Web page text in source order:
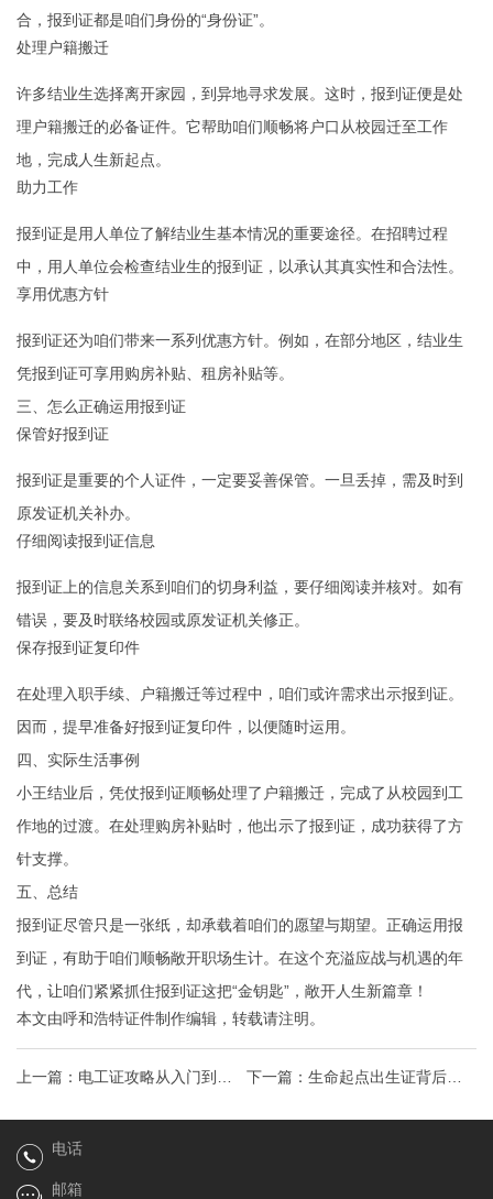
合，报到证都是咱们身份的“身份证”。
处理户籍搬迁
许多结业生选择离开家园，到异地寻求发展。这时，报到证便是处
理户籍搬迁的必备证件。它帮助咱们顺畅将户口从校园迁至工作
地，完成人生新起点。
助力工作
报到证是用人单位了解结业生基本情况的重要途径。在招聘过程
中，用人单位会检查结业生的报到证，以承认其真实性和合法性。
享用优惠方针
报到证还为咱们带来一系列优惠方针。例如，在部分地区，结业生
凭报到证可享用购房补贴、租房补贴等。
三、怎么正确运用报到证
保管好报到证
报到证是重要的个人证件，一定要妥善保管。一旦丢掉，需及时到
原发证机关补办。
仔细阅读报到证信息
报到证上的信息关系到咱们的切身利益，要仔细阅读并核对。如有
错误，要及时联络校园或原发证机关修正。
保存报到证复印件
在处理入职手续、户籍搬迁等过程中，咱们或许需求出示报到证。
因而，提早准备好报到证复印件，以便随时运用。
四、实际生活事例
小王结业后，凭仗报到证顺畅处理了户籍搬迁，完成了从校园到工
作地的过渡。在处理购房补贴时，他出示了报到证，成功获得了方
针支撑。
五、总结
报到证尽管只是一张纸，却承载着咱们的愿望与期望。正确运用报
到证，有助于咱们顺畅敞开职场生计。在这个充溢应战与机遇的年
代，让咱们紧紧抓住报到证这把“金钥匙”，敞开人生新篇章！
本文由呼和浩特证件制作编辑，转载请注明。
上一篇： 电工证攻略从入门到精
通，电工行业“黄金钥匙”的秘密！
下一篇： 生命起点出生证背后的
秘密与实用攻略
电话
邮箱